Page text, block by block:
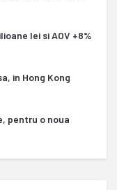
lei si AOV +8%
in Hong Kong
pentru o noua